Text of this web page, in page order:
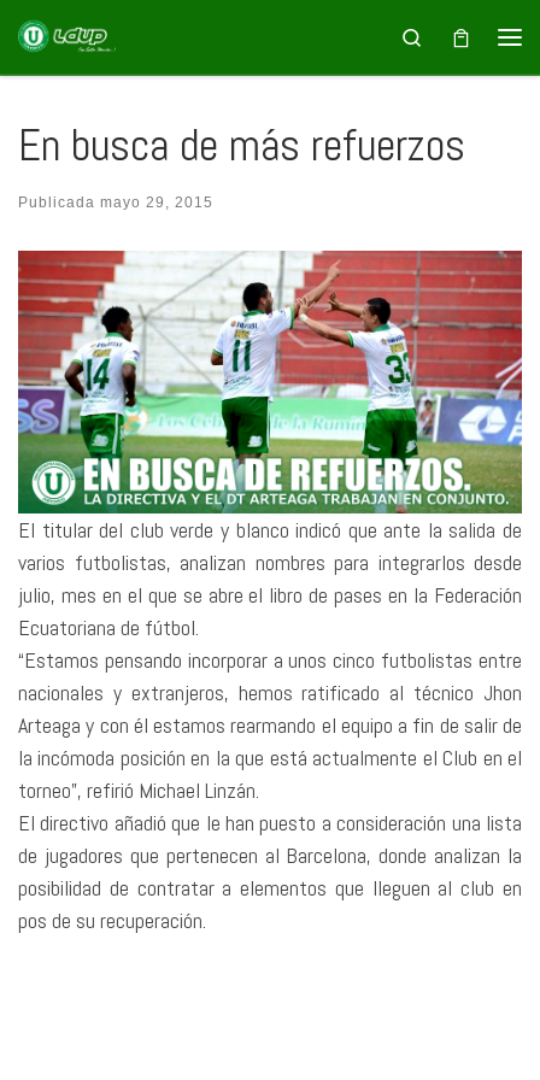
Saltar al contenido Search
En busca de más refuerzos
Publicada mayo 29, 2015
El titular del club verde y blanco indicó que ante la salida de
varios futbolistas, analizan nombres para integrarlos desde
julio, mes en el que se abre el libro de pases en la Federación
Ecuatoriana de fútbol.
“Estamos pensando incorporar a unos cinco futbolistas entre
nacionales y extranjeros, hemos ratificado al técnico Jhon
Arteaga y con él estamos rearmando el equipo a fin de salir de
la incómoda posición en la que está actualmente el Club en el
torneo”, refirió Michael Linzán.
El directivo añadió que le han puesto a consideración una lista
de jugadores que pertenecen al Barcelona, donde analizan la
posibilidad de contratar a elementos que lleguen al club en
pos de su recuperación.